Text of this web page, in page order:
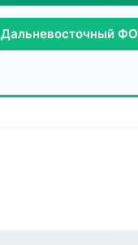
Дальневосточный ФО